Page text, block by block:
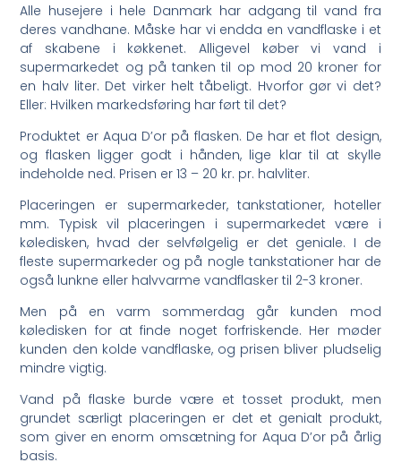
Alle husejere i hele Danmark har adgang til vand fra
deres vandhane. Måske har vi endda en vandflaske i et
af skabene i køkkenet. Alligevel køber vi vand i
supermarkedet og på tanken til op mod 20 kroner for
en halv liter. Det virker helt tåbeligt. Hvorfor gør vi det?
Eller: Hvilken markedsføring har ført til det?
Produktet er Aqua D’or på flasken. De har et flot design,
og flasken ligger godt i hånden, lige klar til at skylle
indeholde ned. Prisen er 13 – 20 kr. pr. halvliter.
Placeringen er supermarkeder, tankstationer, hoteller
mm. Typisk vil placeringen i supermarkedet være i
køledisken, hvad der selvfølgelig er det geniale. I de
fleste supermarkeder og på nogle tankstationer har de
også lunkne eller halvvarme vandflasker til 2-3 kroner.
Men på en varm sommerdag går kunden mod
køledisken for at finde noget forfriskende. Her møder
kunden den kolde vandflaske, og prisen bliver pludselig
mindre vigtig.
Vand på flaske burde være et tosset produkt, men
grundet særligt placeringen er det et genialt produkt,
som giver en enorm omsætning for Aqua D’or på årlig
basis.